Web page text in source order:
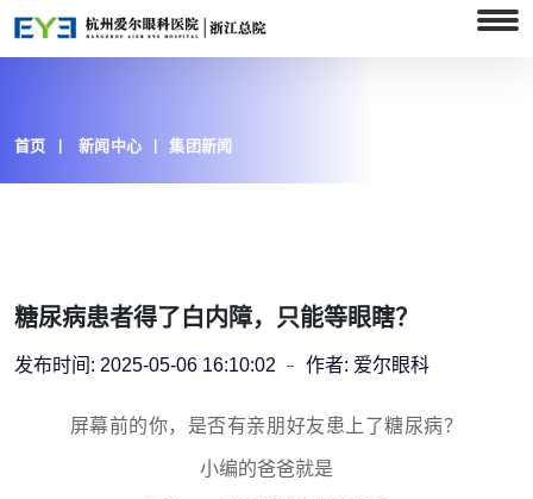
首页 新闻中心 集团新闻
糖尿病患者得了白内障，只能等眼瞎？
发布时间: 2025-05-06 16:10:02 作者: 爱尔眼科
屏幕前的你，是否有亲朋好友患上了糖尿病？
小编的爸爸就是